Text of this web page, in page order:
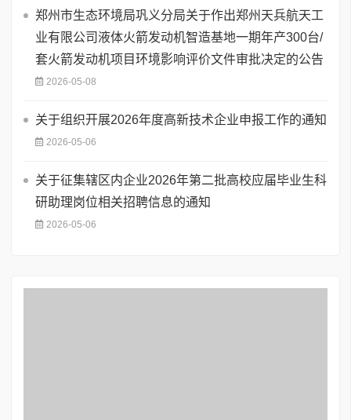
郑州市生态环境局巩义分局关于作出郑州天兵航天工
业有限公司液体火箭发动机智造基地一期年产300台/
套火箭发动机项目环境影响评价文件审批决定的公告
2026-05-08
关于组织开展2026年度高新技术企业申报工作的通知
2026-05-06
关于征集辖区内企业2026年第二批高校应届毕业生科
研助理岗位相关招聘信息的通知
2026-05-06